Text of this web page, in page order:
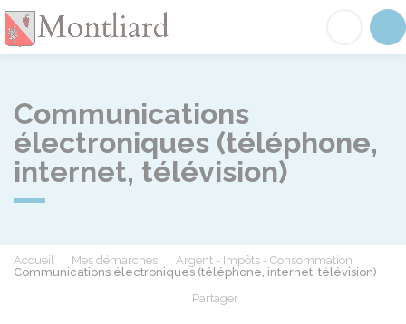
Communications
électroniques (téléphone,
internet, télévision)
Accueil Mes démarches
Argent - Impôts - Consommation
Communications électroniques (téléphone, internet, télévision)
Partager